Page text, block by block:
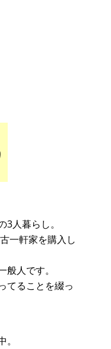
人暮らし。
一軒家を購入し
人です。
てることを綴っ